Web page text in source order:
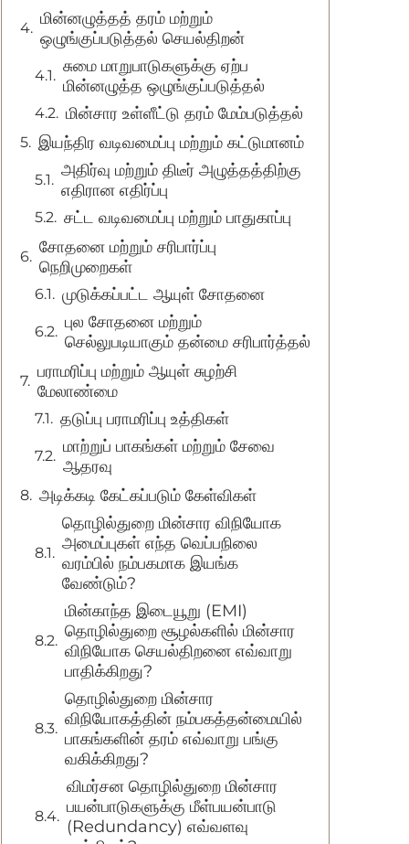
மின்னழுத்தத் தரம் மற்றும்
ஒழுங்குப்படுத்தல் செயல்திறன்
சுமை மாறுபாடுகளுக்கு ஏற்ப
மின்னழுத்த ஒழுங்குப்படுத்தல்
மின்சார உள்ளீட்டு தரம் மேம்படுத்தல்
இயந்திர வடிவமைப்பு மற்றும் கட்டுமானம்
அதிர்வு மற்றும் திடீர் அழுத்தத்திற்கு
எதிரான எதிர்ப்பு
சட்ட வடிவமைப்பு மற்றும் பாதுகாப்பு
சோதனை மற்றும் சரிபார்ப்பு
நெறிமுறைகள்
முடுக்கப்பட்ட ஆயுள் சோதனை
புல சோதனை மற்றும்
செல்லுபடியாகும் தன்மை சரிபார்த்தல்
பராமரிப்பு மற்றும் ஆயுள் சுழற்சி
மேலாண்மை
தடுப்பு பராமரிப்பு உத்திகள்
மாற்றுப் பாகங்கள் மற்றும் சேவை
ஆதரவு
அடிக்கடி கேட்கப்படும் கேள்விகள்
தொழில்துறை மின்சார விநியோக
அமைப்புகள் எந்த வெப்பநிலை
வரம்பில் நம்பகமாக இயங்க
வேண்டும்?
மின்காந்த இடையூறு (EMI)
தொழில்துறை சூழல்களில் மின்சார
விநியோக செயல்திறனை எவ்வாறு
பாதிக்கிறது?
தொழில்துறை மின்சார
விநியோகத்தின் நம்பகத்தன்மையில்
பாகங்களின் தரம் எவ்வாறு பங்கு
வகிக்கிறது?
விமர்சன தொழில்துறை மின்சார
பயன்பாடுகளுக்கு மீள்பயன்பாடு
(Redundancy) எவ்வளவு